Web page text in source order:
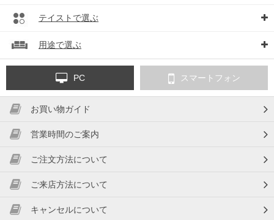
テイストで選ぶ
用途で選ぶ
PC スマートフォン
お買い物ガイド
営業時間のご案内
ご注文方法について
ご来店方法について
キャンセルについて